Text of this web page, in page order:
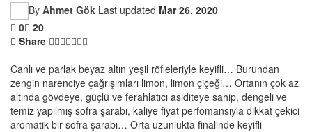
By Ahmet Gök Last updated Mar 26, 2020
0 20
Share
Canlı ve parlak beyaz altın yeşil röfleleriyle keyifli… Burundan
zengin narenciye çağrışımları limon, limon çiçeği… Ortanın çok az
altında gövdeye, güçlü ve ferahlatıcı asiditeye sahip, dengeli ve
temiz yapılmış sofra şarabı, kaliye fiyat perfomansıyla dikkat çekici
aromatik bir sofra şarabı… Orta uzunlukta finalinde keyifli